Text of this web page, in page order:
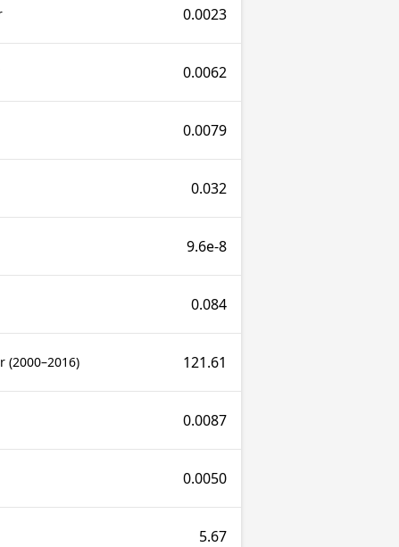
0.0023
0.0062
0.0079
0.032
9.6e-8
0.084
(2000–2016) 121.61
0.0087
0.0050
5.67